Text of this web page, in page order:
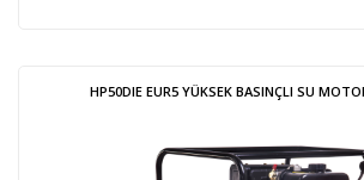
HP50DIE EUR5 YÜKSEK BASINÇLI SU